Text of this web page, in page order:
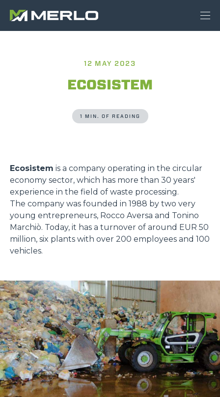
12 MAY 2023
ECOSISTEM
1 MIN. OF READING
Ecosistem is a company operating in the circular
economy sector, which has more than 30 years'
experience in the field of waste processing.
The company was founded in 1988 by two very
young entrepreneurs, Rocco Aversa and Tonino
Marchiò. Today, it has a turnover of around EUR 50
million, six plants with over 200 employees and 100
vehicles.